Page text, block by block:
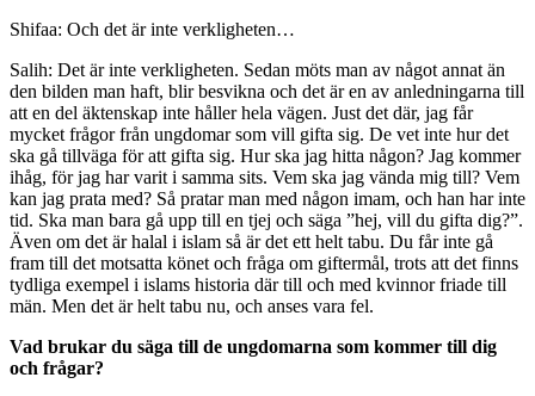
Shifaa: Och det är inte verkligheten…
Salih: Det är inte verkligheten. Sedan möts man av något annat än
den bilden man haft, blir besvikna och det är en av anledningarna till
att en del äktenskap inte håller hela vägen. Just det där, jag får
mycket frågor från ungdomar som vill gifta sig. De vet inte hur det
ska gå tillväga för att gifta sig. Hur ska jag hitta någon? Jag kommer
ihåg, för jag har varit i samma sits. Vem ska jag vända mig till? Vem
kan jag prata med? Så pratar man med någon imam, och han har inte
tid. Ska man bara gå upp till en tjej och säga ”hej, vill du gifta dig?”.
Även om det är halal i islam så är det ett helt tabu. Du får inte gå
fram till det motsatta könet och fråga om giftermål, trots att det finns
tydliga exempel i islams historia där till och med kvinnor friade till
män. Men det är helt tabu nu, och anses vara fel.
Vad brukar du säga till de ungdomarna som kommer till dig
och frågar?